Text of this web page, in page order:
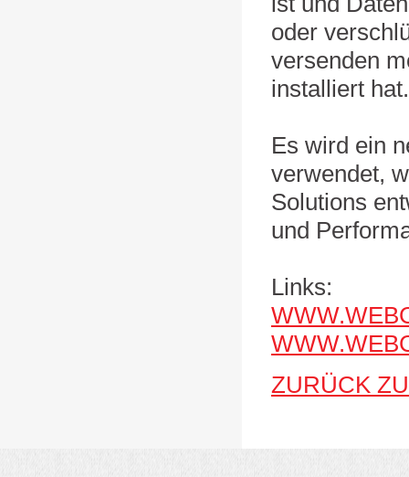
oder
versenden
installiert hat.
Es wird ein
verwendet,
Solutions
und
Links:
ZURÜCK